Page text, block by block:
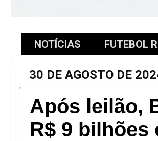
NOTÍCIAS FUTEBOL
30 DE AGOSTO DE
Após leilão,
R$ 9